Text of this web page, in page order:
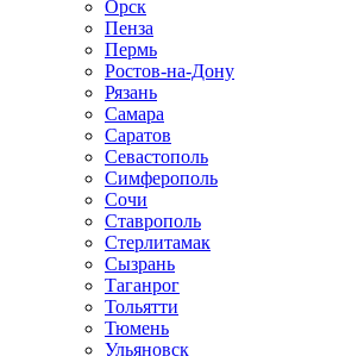
Орск
Пенза
Пермь
Ростов-на-Дону
Рязань
Самара
Саратов
Севастополь
Симферополь
Сочи
Ставрополь
Стерлитамак
Сызрань
Таганрог
Тольятти
Тюмень
Ульяновск